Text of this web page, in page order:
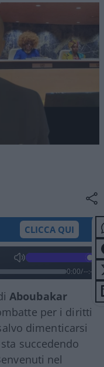
CLICCA QUI
0:00/--:--
Aboubakar
per i diritti
dimenticarsi
succedendo
nel